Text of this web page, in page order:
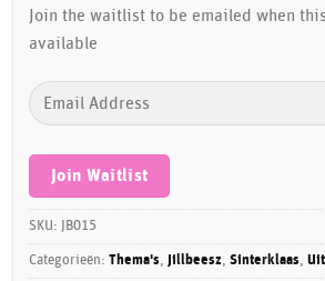
Join the waitlist to be emailed when
available
Enter
your
address
to
join
the
waitlist
Join Waitlist
SKU: JB015
Categorieën:Thema's, Jillbeesz,Sinterklaas,